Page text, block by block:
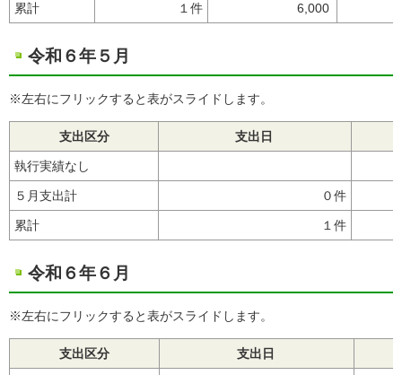
累計 １件 6,000
令和６年５月
※左右にフリックすると表がスライドします。
支出区分 支出日
執行実績なし
５月支出計 ０件
累計 １件
令和６年６月
※左右にフリックすると表がスライドします。
支出区分 支出日